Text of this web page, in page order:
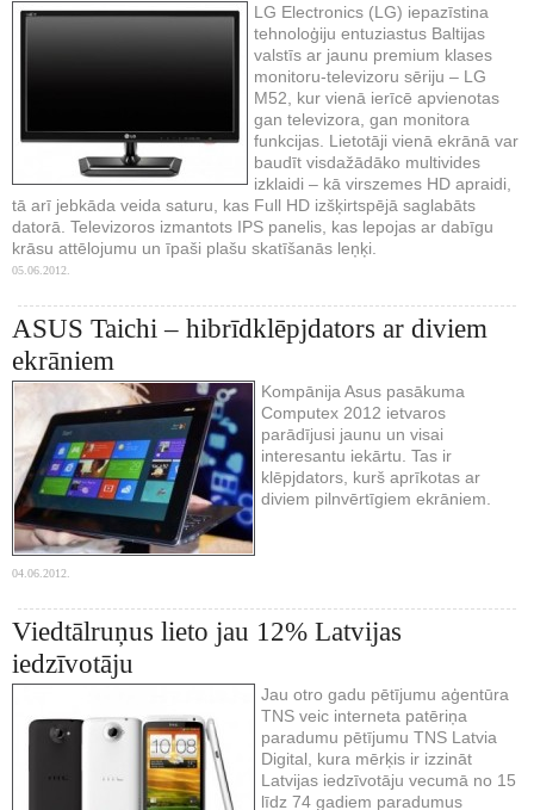
LG Electronics (LG) iepazīstina
tehnoloģiju entuziastus Baltijas
valstīs ar jaunu premium klases
monitoru-televizoru sēriju – LG
M52, kur vienā ierīcē apvienotas
gan televizora, gan monitora
funkcijas. Lietotāji vienā ekrānā var
baudīt visdažādāko multivides
izklaidi – kā virszemes HD apraidi,
tā arī jebkāda veida saturu, kas Full HD izšķirtspējā saglabāts
datorā. Televizoros izmantots IPS panelis, kas lepojas ar dabīgu
krāsu attēlojumu un īpaši plašu skatīšanās leņķi.
05.06.2012.
ASUS Taichi – hibrīdklēpjdators ar diviem
ekrāniem
Kompānija Asus pasākuma
Computex 2012 ietvaros
parādījusi jaunu un visai
interesantu iekārtu. Tas ir
klēpjdators, kurš aprīkotas ar
diviem pilnvērtīgiem ekrāniem.
04.06.2012.
Viedtālruņus lieto jau 12% Latvijas
iedzīvotāju
Jau otro gadu pētījumu aģentūra
TNS veic interneta patēriņa
paradumu pētījumu TNS Latvia
Digital, kura mērķis ir izzināt
Latvijas iedzīvotāju vecumā no 15
līdz 74 gadiem paradumus